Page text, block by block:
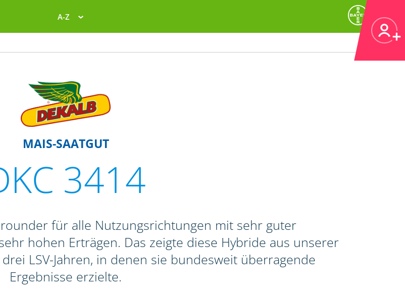
A-Z
MAIS-SAATGUT
3414
für alle Nutzungsrichtungen mit sehr guter
hohen Erträgen. Das zeigte diese Hybride aus unserer
LSV-Jahren, in denen sie bundesweit überragende
Ergebnisse erzielte.